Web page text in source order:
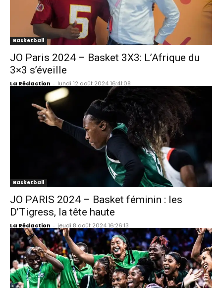
Basketball
JO Paris 2024 – Basket 3X3: L’Afrique du
3×3 s’éveille
La Rédaction - lundi 12 août 2024 16:41:08
Basketball
JO PARIS 2024 – Basket féminin : les
D’Tigress, la tête haute
La Rédaction - jeudi 8 août 2024 16:26:13